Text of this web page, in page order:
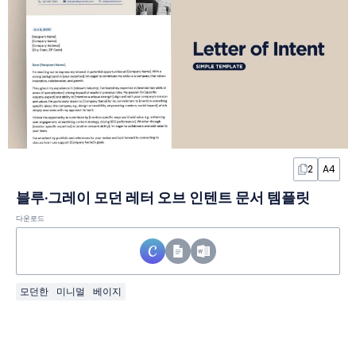
2 A4
블루·그레이 모던 레터 오브 인텐트 문서 템플릿
다운로드
모던한 미니멀 베이지